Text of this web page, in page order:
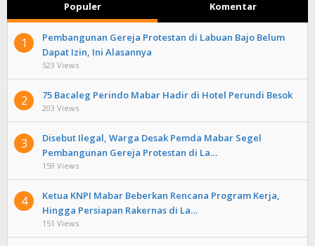
Populer Komentar
1
Pembangunan Gereja Protestan di Labuan Bajo Belum
Dapat Izin, Ini Alasannya
523 Views
2 75 Bacaleg Perindo Mabar Hadir di Hotel Perundi Besok
203 Views
3
Disebut Ilegal, Warga Desak Pemda Mabar Segel
Pembangunan Gereja Protestan di La…
159 Views
4
Ketua KNPI Mabar Beberkan Rencana Program Kerja,
Hingga Persiapan Rakernas di La…
151 Views